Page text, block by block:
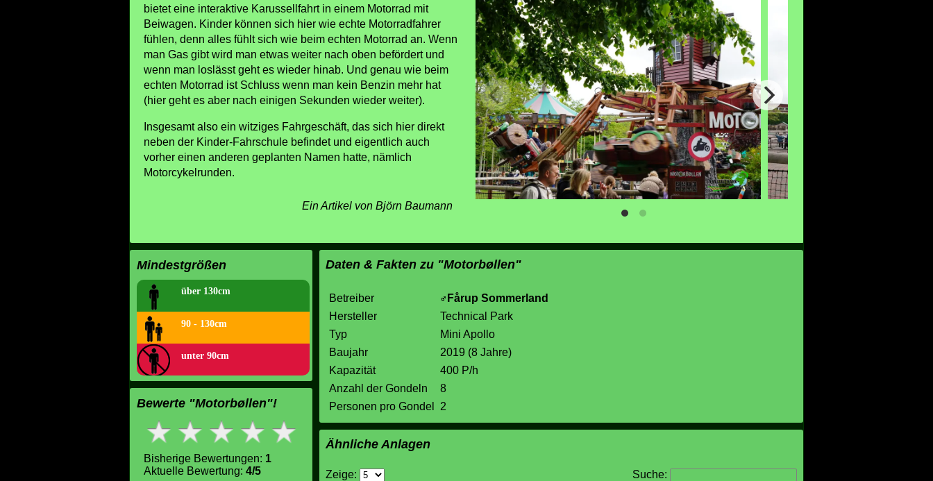
bietet eine interaktive Karussellfahrt in einem Motorrad mit
Beiwagen. Kinder können sich hier wie echte Motorradfahrer
fühlen, denn alles fühlt sich wie beim echten Motorrad an. Wenn
man Gas gibt wird man etwas weiter nach oben befördert und
wenn man loslässt geht es wieder hinab. Und genau wie beim
echten Motorrad ist Schluss wenn man kein Benzin mehr hat
(hier geht es aber nach einigen Sekunden wieder weiter).
Insgesamt also ein witziges Fahrgeschäft, das sich hier direkt
neben der Kinder-Fahrschule befindet und eigentlich auch
vorher einen anderen geplanten Namen hatte, nämlich
Motorcykelrunden.
Ein Artikel von Björn Baumann
Mindestgrößen
über 130cm
90 - 130cm
unter 90cm
Bewerte "Motorbøllen"!
Bisherige Bewertungen: 1
Aktuelle Bewertung: 4/5
Daten & Fakten zu "Motorbøllen"
Betreiber
Fårup Sommerland
Hersteller
Technical Park
Typ
Mini Apollo
Baujahr
2019 (8 Jahre)
Kapazität
400 P/h
Anzahl der Gondeln
8
Personen pro Gondel
2
Ähnliche Anlagen
Suche:
Zeige: